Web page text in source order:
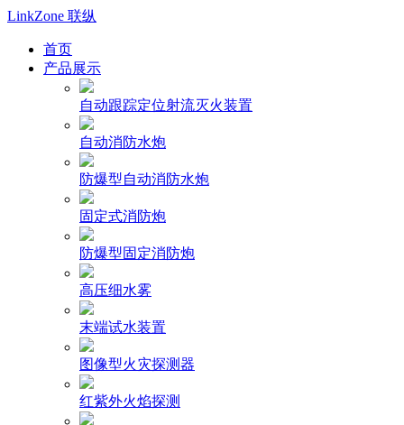
LinkZone 联纵
首页
产品展示
自动跟踪定位射流灭火装置
自动消防水炮
防爆型自动消防水炮
固定式消防炮
防爆型固定消防炮
高压细水雾
末端试水装置
图像型火灾探测器
红紫外火焰探测